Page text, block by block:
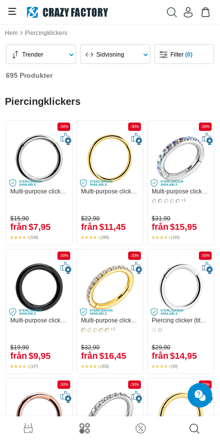
Hem Piercingklickers
Trender Sidvisning Filter(0)
695 Produkter
Piercingklickers
-50%
Multi-purpose clicker (surgical steel, silver, shiny finish)
$15,90
från $7,95
(518)
-50%
Multi-purpose clicker (surgical steel, gold, shiny finish)
$22,90
från $11,45
(295)
-50%
Multi-purpose clicker (surgical steel, silver, shiny finish) med kristallstenar
+1
$31,90
från $15,95
(310)
-50%
$19,90
från $9,95
(147)
-50%
Multi-purpose clicker (surgical steel, gold, shiny finish) med kristallstenar
+1
$32,90
från $16,45
(203)
-50%
Piercing clicker (titanium, shiny finish)
$29,90
från $14,95
(50)
-50% -50% -50%